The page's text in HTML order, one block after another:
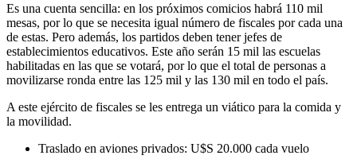
Es una cuenta sencilla: en los próximos comicios habrá 110 mil
mesas, por lo que se necesita igual número de fiscales por cada una
de estas. Pero además, los partidos deben tener jefes de
establecimientos educativos. Este año serán 15 mil las escuelas
habilitadas en las que se votará, por lo que el total de personas a
movilizarse ronda entre las 125 mil y las 130 mil en todo el país.
A este ejército de fiscales se les entrega un viático para la comida y
la movilidad.
Traslado en aviones privados: U$S 20.000 cada vuelo